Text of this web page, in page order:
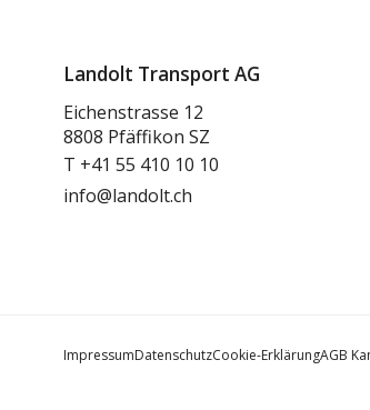
Landolt Transport AG
Eichenstrasse 12
8808 Pfäffikon SZ
T +41 55 410 10 10
info@landolt.ch
ImpressumDatenschutzCookie-ErklärungAGB